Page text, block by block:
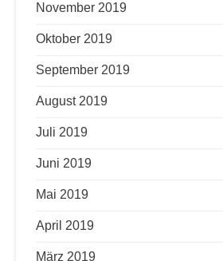
November 2019
Oktober 2019
September 2019
August 2019
Juli 2019
Juni 2019
Mai 2019
April 2019
März 2019